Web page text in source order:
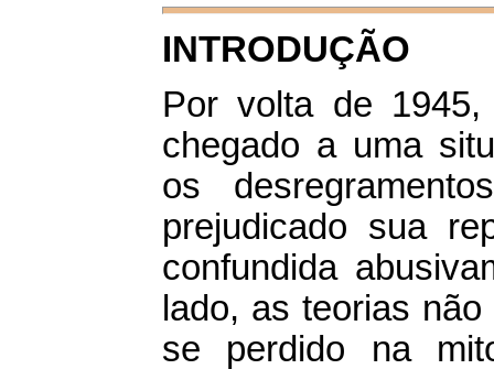
INTRODUÇÃO
Por volta de
chegado a uma
os
prejudicado sua
confundida
lado, as teorias
se perdido na